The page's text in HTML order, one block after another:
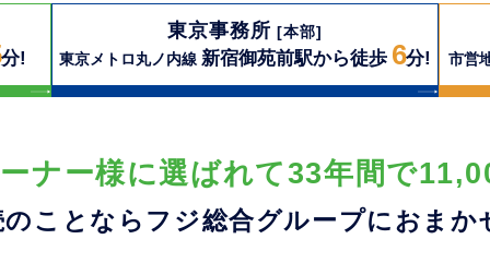
分!
東京事務所[本部]
東京メトロ丸ノ内線 新宿御苑前駅から徒歩 6分! 市営
ナー様に選ばれて33年間で
ことならフジ総合グループに おまか